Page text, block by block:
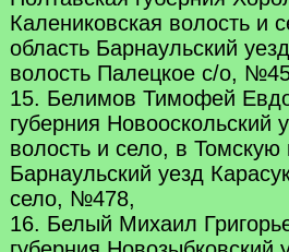
Калениковская волость и
область Барнаульский
волость Палецкое с/о,
15. Белимов Тимофей
губерния Новооскольский
волость и село, в Томскую
Барнаульский уезд
село, №478,
16. Белый Михаил